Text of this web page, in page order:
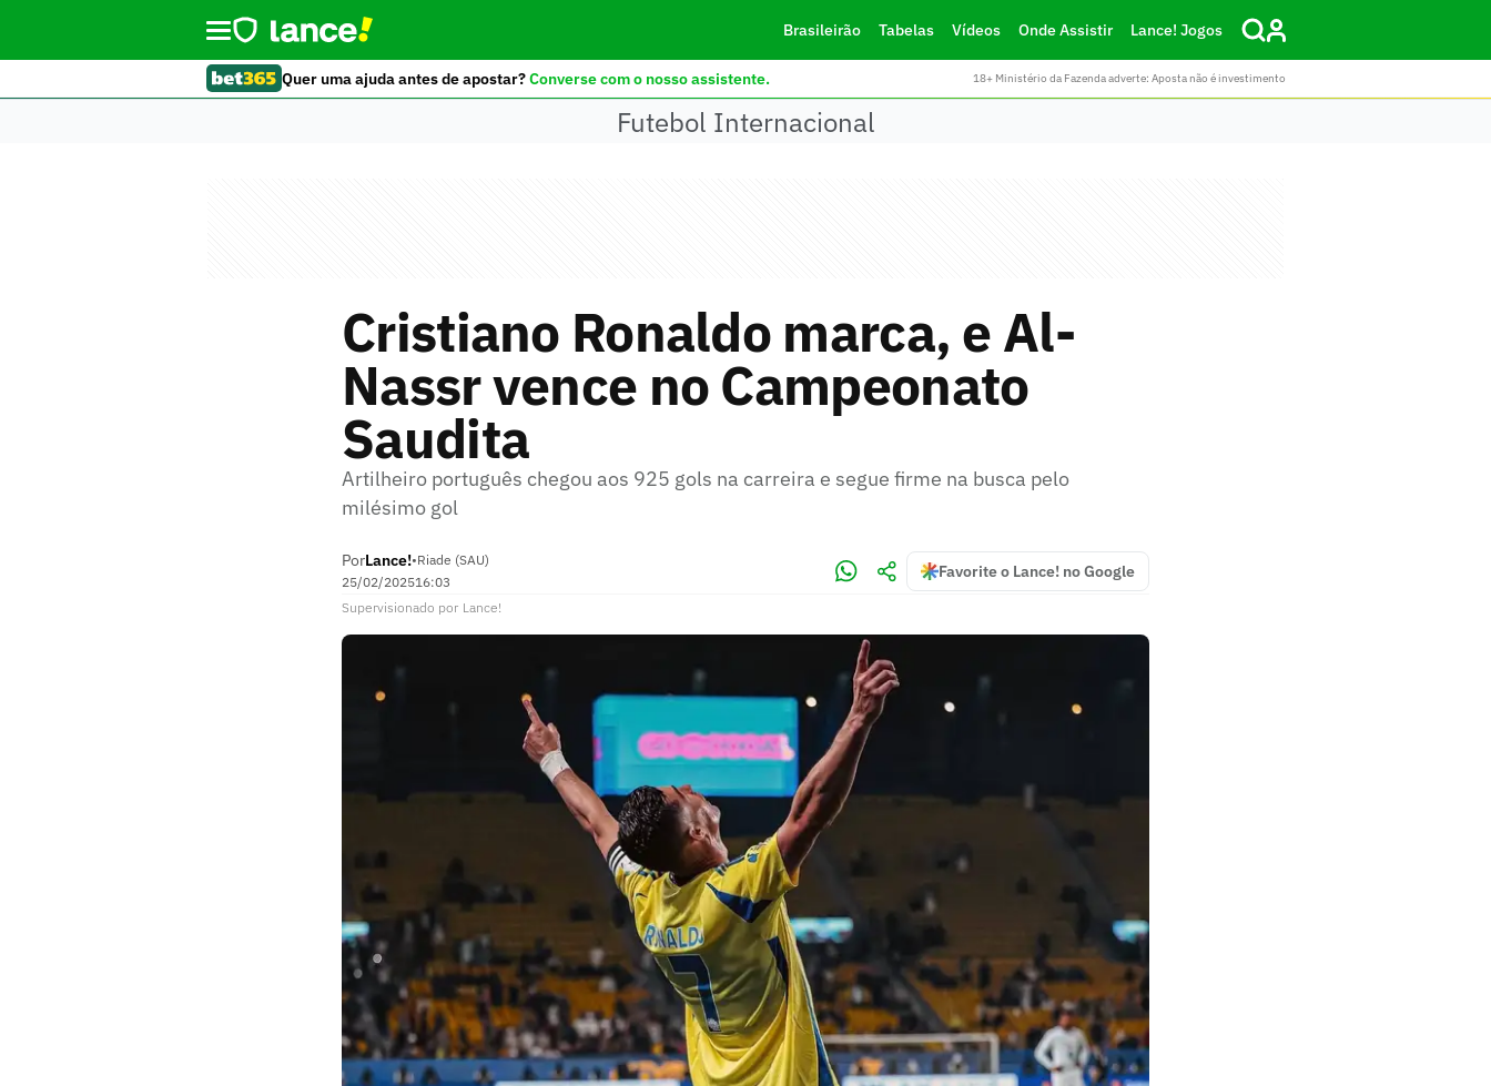
Brasileirão Tabelas Vídeos Onde Assistir Lance! Jogos
Quer uma ajuda antes de apostar?Converse com o nosso assistente. 18+ Ministério da Fazenda adverte: Aposta não é investimento
Futebol Internacional
Cristiano Ronaldo marca, e Al-
Nassr vence no Campeonato
Saudita
Artilheiro português chegou aos 925 gols na carreira e segue firme na busca pelo
milésimo gol
PorLance!•Riade (SAU)
25/02/202516:03
Favorite o Lance! no Google
Supervisionado por Lance!